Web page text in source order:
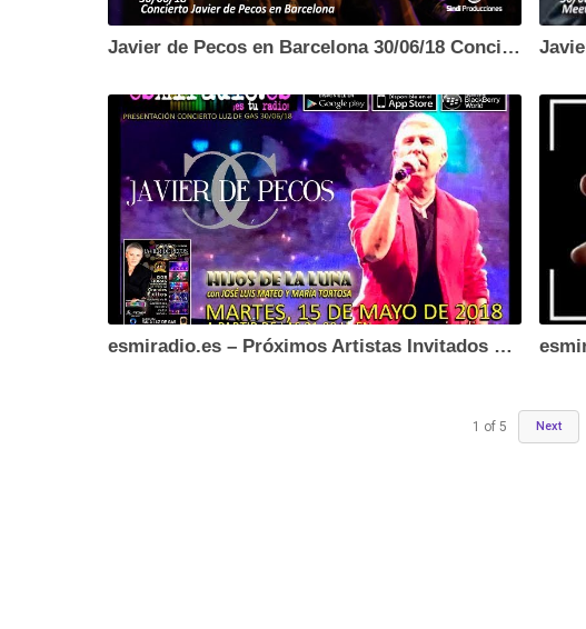
Javier de Pecos en Barcelona 30/06/18 Concierto – esmiradio.es
esmiradio.es – Próximos Artistas Invitados 05/18 (Avance)
1 of 5 Next